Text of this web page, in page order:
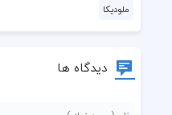
ملودیکا
دیدگاه ها